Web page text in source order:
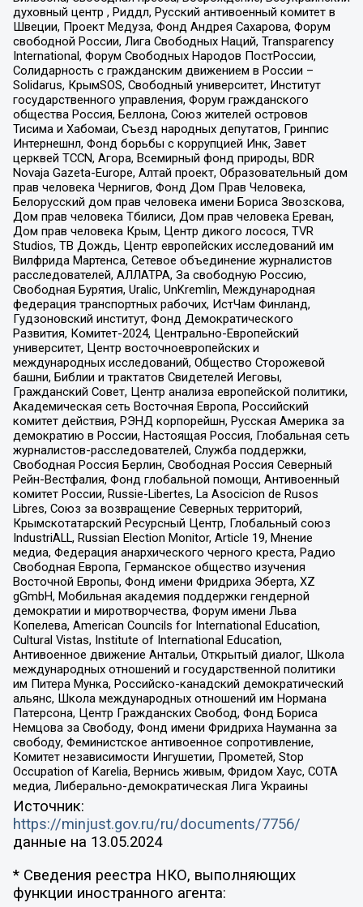
духовный центр , Риддл, Русский антивоенный комитет в
Швеции, Проект Медуза, Фонд Андрея Сахарова, Форум
свободной России, Лига Свободных Наций, Transparеncy
International, Форум Свободных Народов ПостРоссии,
Солидарность с гражданским движением в России –
Solidarus, КрымSOS, Свободный университет, Институт
государственного управления, Форум гражданского
общества Россия, Беллона, Союз жителей островов
Тисима и Хабомаи, Съезд народных депутатов, Гринпис
Интернешнл, Фонд борьбы с коррупцией Инк, Завет
церквей TCCN, Агора, Всемирный фонд природы, BDR
Novaja Gazeta-Europe, Алтай проект, Образовательный дом
прав человека Чернигов, Фонд Дом Прав Человека,
Белорусский дом прав человека имени Бориса Звозскова,
Дом прав человека Тбилиси, Дом прав человека Ереван,
Дом прав человека Крым, Центр дикого лосося, TVR
Studios, ТВ Дождь, Центр европейских исследований им
Вилфрида Мартенса, Сетевое объединение журналистов
расследователей, АЛЛАТРА, За свободную Россию,
Свободная Бурятия, Uralic, UnKremlin, Международная
федерация транспортных рабочих, ИстЧам Финланд,
Гудзоновский институт, Фонд Демократического
Развития, Комитет-2024, Центрально-Европейский
университет, Центр восточноевропейских и
международных исследований, Общество Сторожевой
башни, Библии и трактатов Свидетелей Иеговы,
Гражданский Совет, Центр анализа европейской политики,
Академическая сеть Восточная Европа, Российский
комитет действия, РЭНД корпорейшн, Русская Америка за
демократию в России, Настоящая Россия, Глобальная сеть
журналистов-расследователей, Служба поддержки,
Свободная Россия Берлин, Свободная Россия Северный
Рейн-Вестфалия, Фонд глобальной помощи, Антивоенный
комитет России, Russie-Libertes, La Asocicion de Rusos
Libres, Союз за возвращение Северных территорий,
Крымскотатарский Ресурсный Центр, Глобальный союз
IndustriALL, Russian Election Monitor, Article 19, Мнение
медиа, Федерация анархического черного креста, Радио
Свободная Европа, Германское общество изучения
Восточной Европы, Фонд имени Фридриха Эберта, XZ
gGmbH, Мобильная академия поддержки гендерной
демократии и миротворчества, Форум имени Льва
Копелева, American Councils for International Education,
Cultural Vistas, Institute of International Education,
Антивоенное движение Антальи, Открытый диалог, Школа
международных отношений и государственной политики
им Питера Мунка, Российско-канадский демократический
альянс, Школа международных отношений им Нормана
Патерсона, Центр Гражданских Свобод, Фонд Бориса
Немцова за Свободу, Фонд имени Фридриха Науманна за
свободу, Феминистское антивоенное сопротивление,
Комитет независимости Ингушетии, Прометей, Stop
Occupation of Karelia, Вернись живым, Фридом Хаус, СОТА
медиа, Либерально-демократическая Лига Украины
Источник:
https://minjust.gov.ru/ru/documents/7756/
данные на 13.05.2024
* Сведения реестра НКО, выполняющих
функции иностранного агента: